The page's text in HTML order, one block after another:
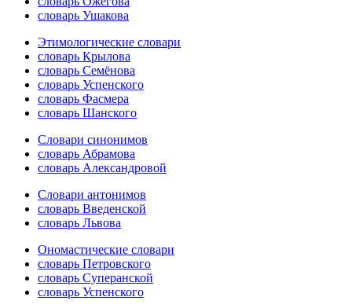
словарь Ушакова
Этимологические словари
словарь Крылова
словарь Семёнова
словарь Успенского
словарь Фасмера
словарь Шанского
Словари синонимов
словарь Абрамова
словарь Александровой
Словари антонимов
словарь Введенской
словарь Львова
Ономастические словари
словарь Петровского
словарь Суперанской
словарь Успенского